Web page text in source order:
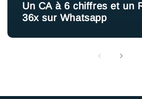
Un CA à 6 chiffres et un
36x sur Whatsapp